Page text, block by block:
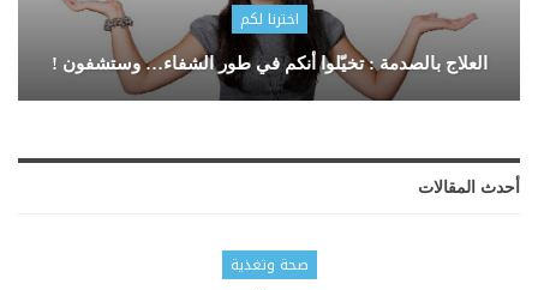
اخترنا لكم
العلاج بالصدمة : تخيّلوا أنكم في طور الشفاء… وستشفون !
أحدث المقالات
صحة وتغذية